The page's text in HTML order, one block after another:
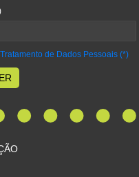
de Dados Pessoais (*)